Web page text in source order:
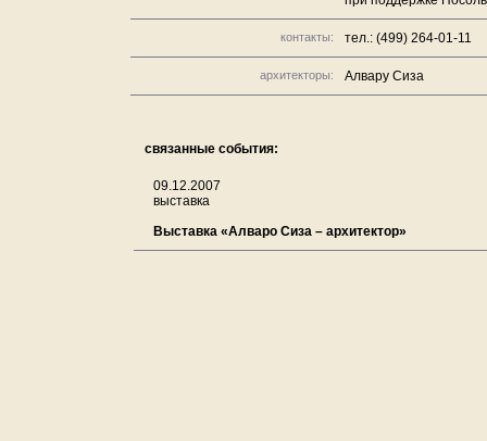
контакты: тел.: (499) 264-01-11
архитекторы: Алвару Сиза
связанные события:
09.12.2007
выставка
Выставка «Алваро Сиза – архитектор»